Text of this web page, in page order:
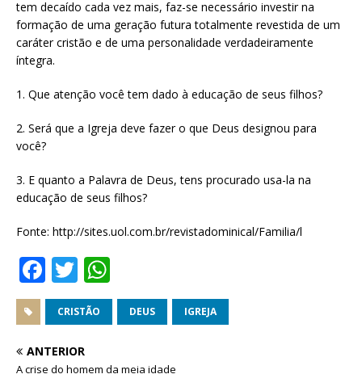
tem decaído cada vez mais, faz-se necessário investir na
formação de uma geração futura totalmente revestida de um
caráter cristão e de uma personalidade verdadeiramente
íntegra.
1. Que atenção você tem dado à educação de seus filhos?
2. Será que a Igreja deve fazer o que Deus designou para
você?
3. E quanto a Palavra de Deus, tens procurado usa-la na
educação de seus filhos?
Fonte: http://sites.uol.com.br/revistadominical/Familia/l
F
a
c
e
b
T
w
it
te
r
h
at
A
CRISTÃO DEUS IGREJA
ANTERIOR
A crise do homem da meia idade